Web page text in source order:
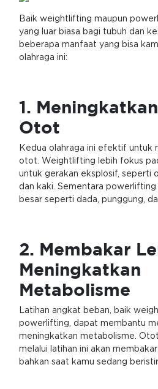
Baik weightlifting maupun
yang luar biasa bagi tubuh dan
beberapa manfaat yang bisa
olahraga ini:
1.
Otot
Kedua olahraga ini efektif untuk
otot. Weightlifting lebih fokus
untuk gerakan eksplosif, seperti
dan kaki. Sementara
besar seperti dada, punggung,
2. Membakar
Meningkatkan
Metabolisme
Latihan angkat beban, baik
powerlifting, dapat membantu
meningkatkan metabolisme.
melalui latihan ini akan
bahkan saat kamu sedang